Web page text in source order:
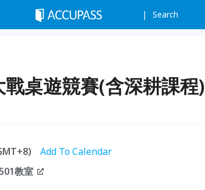
Search
桌遊競賽(含深耕課程)
Add To Calendar
教室